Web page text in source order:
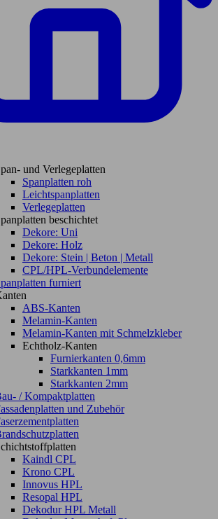
und Verlegeplatten
Spanplatten roh
Leichtspanplatten
Verlegeplatten
beschichtet
Dekore: Uni
Dekore: Holz
Dekore: Stein | Beton | Metall
CPL/HPL-Verbundelemente
furniert
ABS-Kanten
Melamin-Kanten
Melamin-Kanten mit Schmelzkleber
Echtholz-Kanten
Furnierkanten 0,6mm
Starkkanten 1mm
Starkkanten 2mm
/ Kompaktplatten
und Zubehör
Kaindl CPL
Krono CPL
Innovus HPL
Resopal HPL
Dekodur HPL Metall